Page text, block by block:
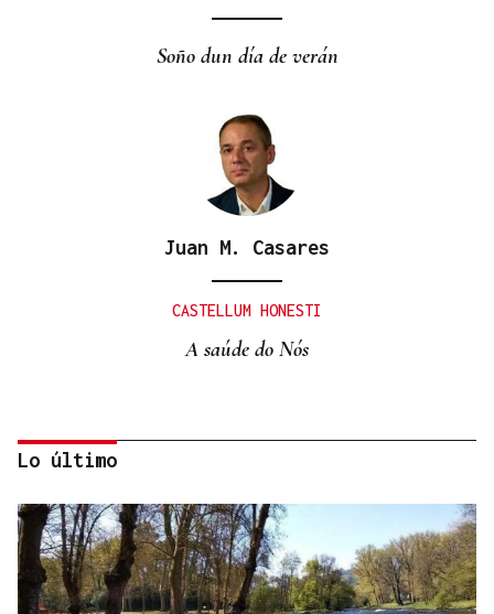
Soño dun día de verán
Juan M. Casares
CASTELLUM HONESTI
A saúde do Nós
Itxu Díaz
CRÓNICAS DE VERANO
Lo último